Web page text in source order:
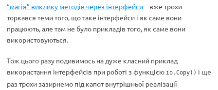
“магія” виклику методів через інтерфейси– вже трохи
торкався теми того, що таке інтерфейси і як саме вони
працюють, але там не було прикладів того, як саме вони
використовуються.
Тож цього разу подивимось на дуже класний приклад
використання інтерфейсів при роботі з функцією io.Copy() і ще
раз трохи зазирнемо під капот внутрішньої реалізації